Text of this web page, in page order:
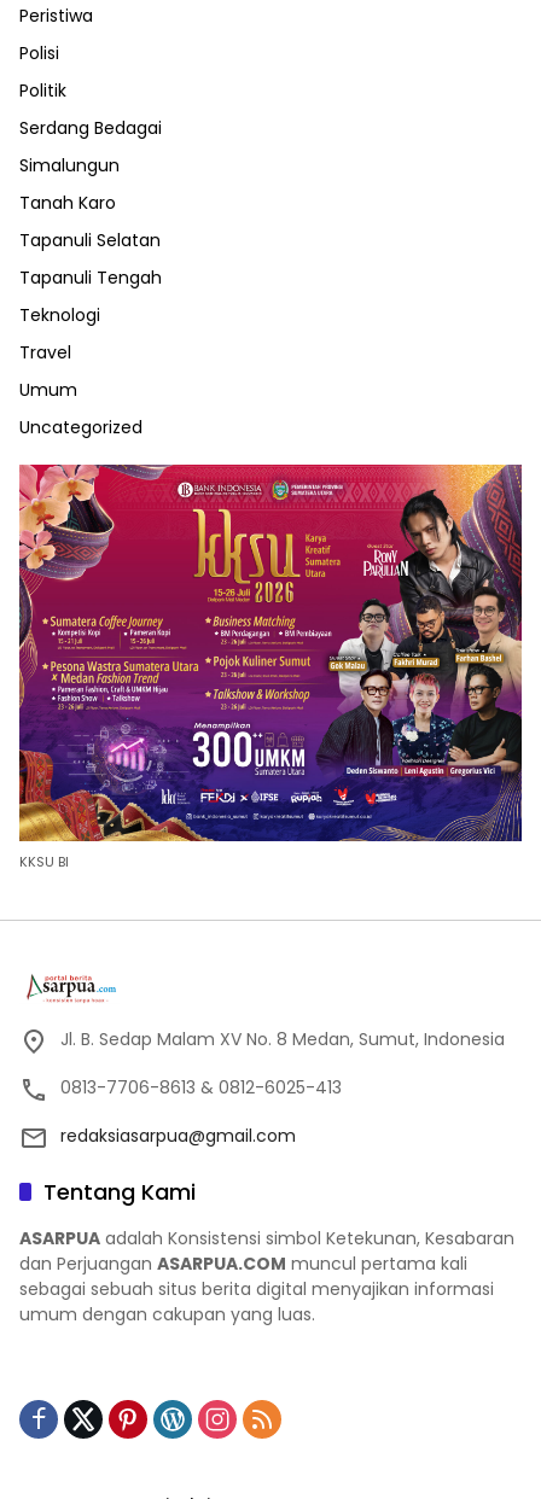
Peristiwa
Polisi
Politik
Serdang Bedagai
Simalungun
Tanah Karo
Tapanuli Selatan
Tapanuli Tengah
Teknologi
Travel
Umum
Uncategorized
KKSU BI
Jl. B. Sedap Malam XV No. 8 Medan, Sumut, Indonesia
0813-7706-8613 & 0812-6025-413
redaksiasarpua@gmail.com
Tentang Kami
ASARPUA adalah Konsistensi simbol Ketekunan, Kesabaran
dan Perjuangan ASARPUA.COM muncul pertama kali
sebagai sebuah situs berita digital menyajikan informasi
umum dengan cakupan yang luas.